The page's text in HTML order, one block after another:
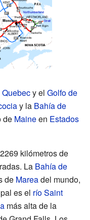
Quebecy el Golfo de
y la Bahía de
de Maineen Estados
kilómetros de
La Bahía de
de Mareadel mundo,
es el río Saint
más alta de la